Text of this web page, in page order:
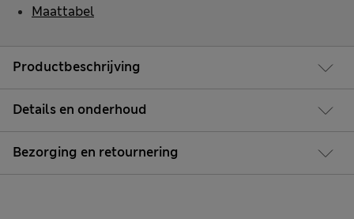
Productbeschrijving
Details en onderhoud
Bezorging en retournering
Maattabel